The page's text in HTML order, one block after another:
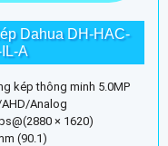
Dahua DH-HAC-
A
kép thông minh 5.0MP
AHD/Analog
× 1620)
(90.1)